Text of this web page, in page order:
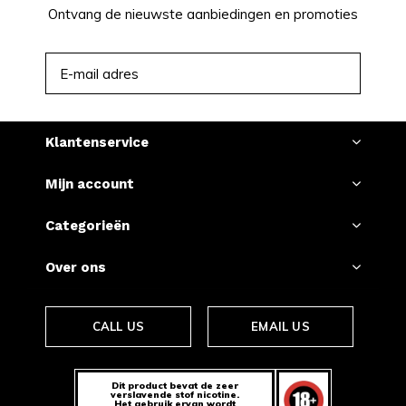
Ontvang de nieuwste aanbiedingen en promoties
Klantenservice
Mijn account
Categorieën
Over ons
CALL US EMAIL US
Dit product bevat de zeer
verslavende stof nicotine.